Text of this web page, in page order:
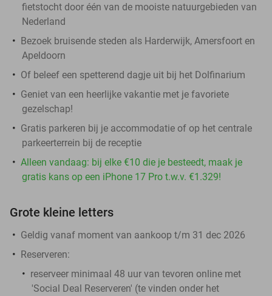
fietstocht door één van de mooiste natuurgebieden van
Nederland
Bezoek bruisende steden als Harderwijk, Amersfoort en
Apeldoorn
Of beleef een spetterend dagje uit bij het Dolfinarium
Geniet van een heerlijke vakantie met je favoriete
gezelschap!
Gratis parkeren bij je accommodatie of op het centrale
parkeerterrein bij de receptie
Alleen vandaag: bij elke €10 die je besteedt, maak je
gratis kans op een iPhone 17 Pro t.w.v. €1.329!
Grote kleine letters
Geldig vanaf moment van aankoop t/m 31 dec 2026
Reserveren:
reserveer minimaal 48 uur van tevoren online met
'Social Deal Reserveren' (te vinden onder het